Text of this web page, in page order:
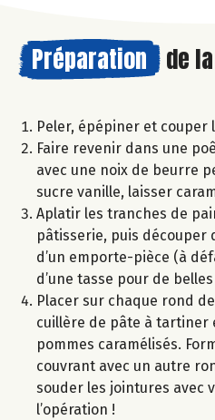
Préparation de la
Peler, épépiner et couper
Faire revenir dans une
avec une noix de beurre
sucre vanille, laisser
Aplatir les tranches de
pâtisserie, puis découper
d’un emporte-pièce (à
d’une tasse pour de
Placer sur chaque rond
cuillère de pâte à tartiner
pommes caramélisés.
couvrant avec un autre
souder les jointures avec
l’opération !